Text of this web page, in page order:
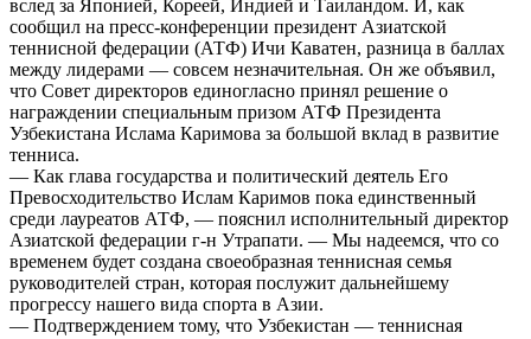
вслед за Японией, Кореей, Индией и Таиландом. И, как
сообщил на пресс-конференции президент Азиатской
теннисной федерации (АТФ) Ичи Каватен, разница в баллах
между лидерами — совсем незначительная. Он же объявил,
что Совет директоров единогласно принял решение о
награждении специальным призом АТФ Президента
Узбекистана Ислама Каримова за большой вклад в развитие
тенниса.
— Как глава государства и политический деятель Его
Превосходительство Ислам Каримов пока единственный
среди лауреатов АТФ, — пояснил исполнительный директор
Азиатской федерации г-н Утрапати. — Мы надеемся, что со
временем будет создана своеобразная теннисная семья
руководителей стран, которая послужит дальнейшему
прогрессу нашего вида спорта в Азии.
— Подтверждением тому, что Узбекистан — теннисная